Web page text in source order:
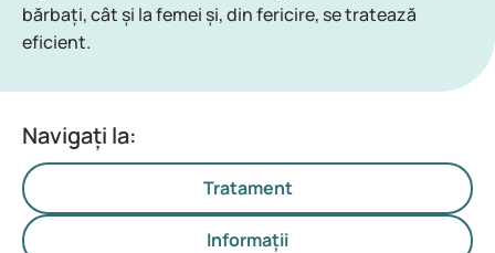
bărbați, cât și la femei și, din fericire, se tratează
eficient.
Navigați la:
Tratament
Informații